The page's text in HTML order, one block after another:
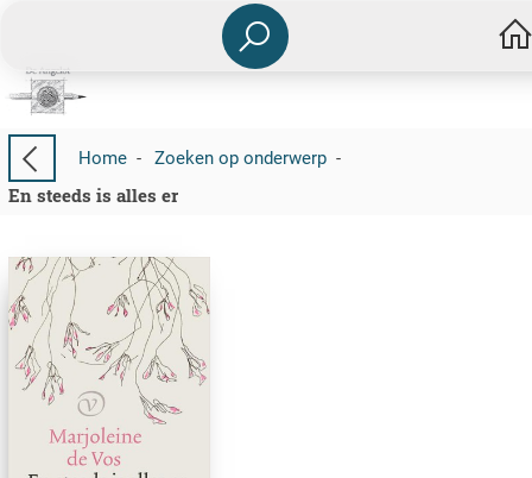
Home- Zoeken op onderwerp-
En steeds is alles er